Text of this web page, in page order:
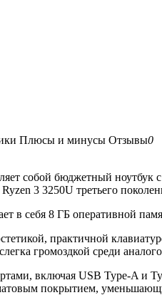
Плюсы и минусы Отзывы0
собой бюджетный ноутбук
3 3250U третьего
в себя 8 ГБ оперативной
практичной
громоздкой среди
включая USB Type-A и
покрытием,